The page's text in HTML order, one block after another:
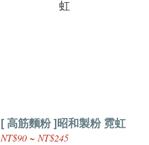
[ 高筋麵粉 ]昭和製粉 霓虹
NT$90 ~ NT$245